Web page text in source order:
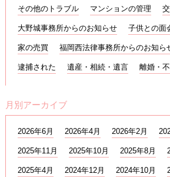
その他のトラブル マンションの管理
大野城事務所からのお知らせ 子供との面
家の売買 福岡西法律事務所からのお知ら
逮捕された 遺産・相続・遺言 離婚・
月別アーカイブ
2026年6月 2026年4月 2026年2月
2025年11月 2025年10月 2025年8月
2025年4月 2024年12月 2024年10月